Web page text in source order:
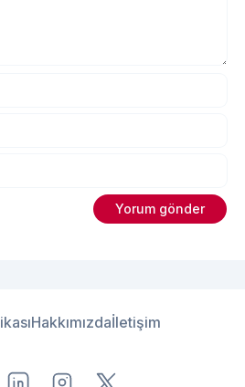
Hakkımızdaİletişim